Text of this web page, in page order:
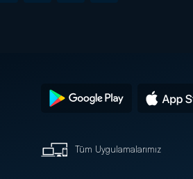
Tüm Uygulamalarımız